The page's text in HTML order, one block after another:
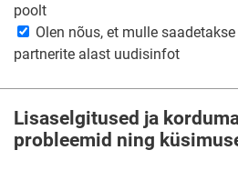
poolt
Olen nõus, et mulle
partnerite alast uudisinfot
Lisaselgitused ja
probleemid ning